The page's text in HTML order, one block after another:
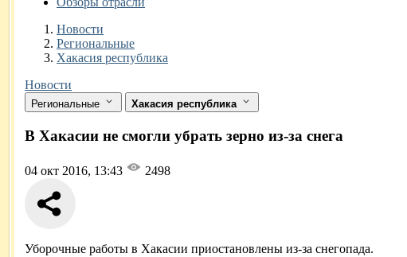
Новости
Разделы
Новости
Региональные
Хакасия республика
Новости
Региональные Хакасия республика
В Хакасии не смогли убрать зерно из-за снега
04 окт 2016, 13:43 2498
Уборочные работы в Хакасии приостановлены из-за снегопада.